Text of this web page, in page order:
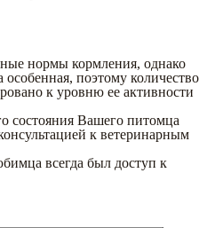
нормы кормления, однако
поэтому количество
к уровню ее активности
состояния Вашего питомца
к ветеринарным
всегда был доступ к